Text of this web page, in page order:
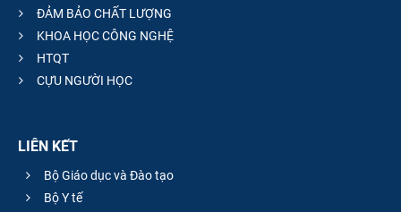
ĐẢM BẢO CHẤT LƯỢNG
KHOA HỌC CÔNG NGHỆ
HTQT
CỰU NGƯỜI HỌC
LIÊN KẾT
Bộ Giáo dục và Đào tạo
Bộ Y tế